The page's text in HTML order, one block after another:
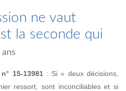
ne vaut
la seconde qui
15-13981: Si « deux décisions,
ressort, sont inconciliables et si